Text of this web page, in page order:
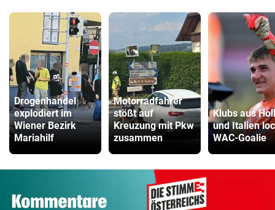
Drogenhandel
explodiert im
Wiener Bezirk
Mariahilf
Motorradfahrer
stößt auf
Kreuzung mit Pkw
zusammen
Klubs aus
und Italien
WAC-Goalie